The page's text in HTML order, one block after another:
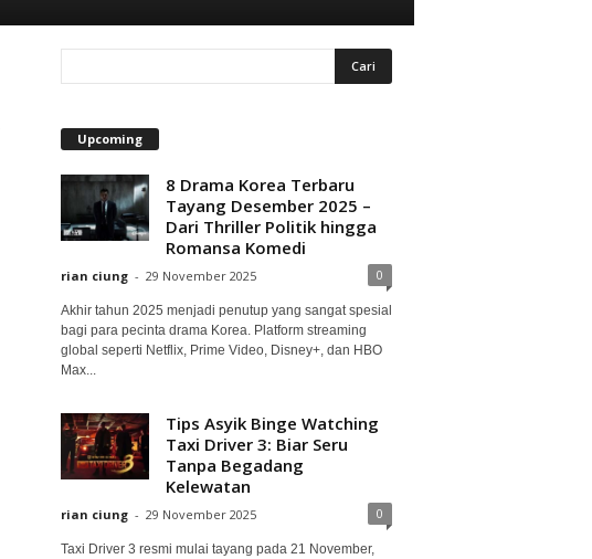
Upcoming
8 Drama Korea Terbaru
Tayang Desember 2025 –
Dari Thriller Politik hingga
Romansa Komedi
rian ciung - 29 November 2025 0
Akhir tahun 2025 menjadi penutup yang sangat spesial
bagi para pecinta drama Korea. Platform streaming
global seperti Netflix, Prime Video, Disney+, dan HBO
Max...
Tips Asyik Binge Watching
Taxi Driver 3: Biar Seru
Tanpa Begadang
Kelewatan
rian ciung - 29 November 2025 0
Taxi Driver 3 resmi mulai tayang pada 21 November,